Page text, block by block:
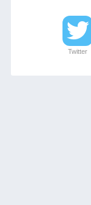
Twitter